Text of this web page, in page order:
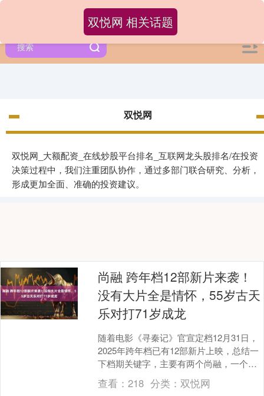
双悦网
双悦网_大额配资_在线炒股平台排名_互联网龙头股排名/在投资
决策过程中，我们注重团队协作，通过多部门联合研究、分析，
形成更加全面、准确的投资建议。
双悦网 相关话题
尚融 跨年档12部新片来袭！
没有大片全是情怀，55岁古天
乐对打71岁成龙
随着电影《寻秦记》官宣定档12月31日，
2025年跨年档已有12部新片上映，总结一
下档期关键字，主要有两个尚融，一个
是“原班人马”，一个是“情怀拉满”。 十二
部....
查看：218 分类： 双悦网